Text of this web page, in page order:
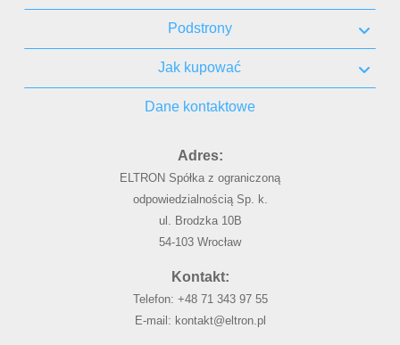
Podstrony
Jak kupować
Dane kontaktowe
Adres:
ELTRON Spółka z ograniczoną
odpowiedzialnością Sp. k.
ul. Brodzka 10B
54-103 Wrocław
Kontakt:
Telefon: +48 71 343 97 55
E-mail: kontakt@eltron.pl